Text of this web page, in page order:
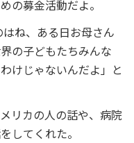
の募金活動だよ。
ね、ある日お母さん
の子どもたちみんな
けじゃないんだよ」と
リカの人の話や、病院
してくれた。